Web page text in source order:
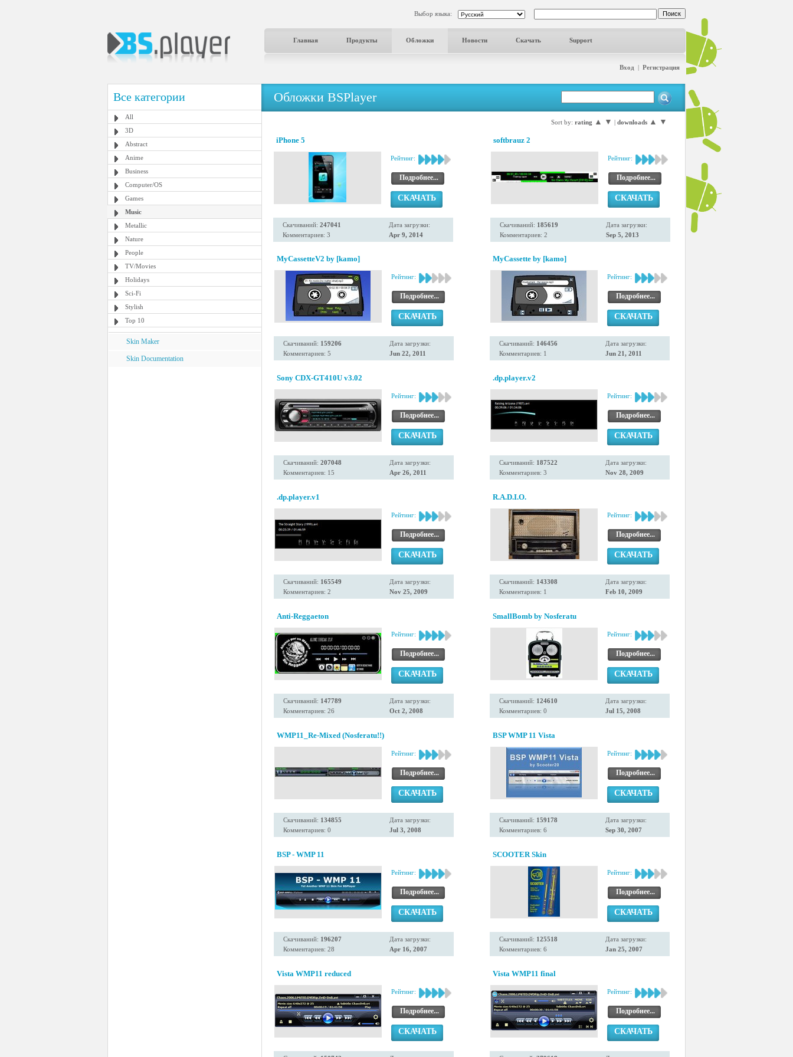
Выбор языка:
Главная Продукты Обложки Новости Скачать Support
Вход | Регистрация
Все категории
All
3D
Abstract
Anime
Business
Computer/OS
Games
Music
Metallic
Nature
People
TV/Movies
Holidays
Sci-Fi
Stylish
Top 10
Skin Maker
Skin Documentation
Обложки BSPlayer
Sort by: rating ▲ ▼ | downloads ▲ ▼
iPhone 5
Рейтинг:
Подробнее...
СКАЧАТЬ
Скачиваний: 247041
Комментариев: 3
Дата загрузки:
Apr 9, 2014
softbrauz 2
Рейтинг:
Подробнее...
СКАЧАТЬ
Скачиваний: 185619
Комментариев: 2
Дата загрузки:
Sep 5, 2013
MyCassetteV2 by [kamo]
Рейтинг:
Подробнее...
СКАЧАТЬ
Скачиваний: 159206
Комментариев: 5
Дата загрузки:
Jun 22, 2011
MyCassette by [kamo]
Рейтинг:
Подробнее...
СКАЧАТЬ
Скачиваний: 146456
Комментариев: 1
Дата загрузки:
Jun 21, 2011
Sony CDX-GT410U v3.02
Рейтинг:
Подробнее...
СКАЧАТЬ
Скачиваний: 207048
Комментариев: 15
Дата загрузки:
Apr 26, 2011
.dp.player.v2
Рейтинг:
Подробнее...
СКАЧАТЬ
Скачиваний: 187522
Комментариев: 3
Дата загрузки:
Nov 28, 2009
.dp.player.v1
Рейтинг:
Подробнее...
СКАЧАТЬ
Скачиваний: 165549
Комментариев: 2
Дата загрузки:
Nov 25, 2009
R.A.D.I.O.
Рейтинг:
Подробнее...
СКАЧАТЬ
Скачиваний: 143308
Комментариев: 1
Дата загрузки:
Feb 10, 2009
Anti-Reggaeton
Рейтинг:
Подробнее...
СКАЧАТЬ
Скачиваний: 147789
Комментариев: 26
Дата загрузки:
Oct 2, 2008
SmallBomb by Nosferatu
Рейтинг:
Подробнее...
СКАЧАТЬ
Скачиваний: 124610
Комментариев: 0
Дата загрузки:
Jul 15, 2008
WMP11_Re-Mixed (Nosferatu!!)
Рейтинг:
Подробнее...
СКАЧАТЬ
Скачиваний: 134855
Комментариев: 0
Дата загрузки:
Jul 3, 2008
BSP WMP 11 Vista
Рейтинг:
Подробнее...
СКАЧАТЬ
Скачиваний: 159178
Комментариев: 6
Дата загрузки:
Sep 30, 2007
BSP - WMP 11
Рейтинг:
Подробнее...
СКАЧАТЬ
Скачиваний: 196207
Комментариев: 28
Дата загрузки:
Apr 16, 2007
SCOOTER Skin
Рейтинг:
Подробнее...
СКАЧАТЬ
Скачиваний: 125518
Комментариев: 6
Дата загрузки:
Jan 25, 2007
Vista WMP11 reduced
Рейтинг:
Подробнее...
СКАЧАТЬ
Vista WMP11 final
Рейтинг:
Подробнее...
СКАЧАТЬ